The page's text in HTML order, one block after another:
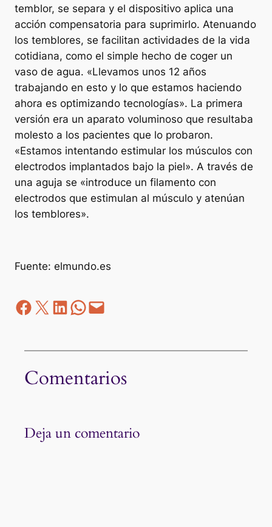
temblor, se separa y el dispositivo aplica una
acción compensatoria para suprimirlo. Atenuando
los temblores, se facilitan actividades de la vida
cotidiana, como el simple hecho de coger un
vaso de agua. «Llevamos unos 12 años
trabajando en esto y lo que estamos haciendo
ahora es optimizando tecnologías». La primera
versión era un aparato voluminoso que resultaba
molesto a los pacientes que lo probaron.
«Estamos intentando estimular los músculos con
electrodos implantados bajo la piel». A través de
una aguja se «introduce un filamento con
electrodos que estimulan al músculo y atenúan
los temblores».
Fuente: elmundo.es
Facebook
Z LinkedIn
WhatsApp
correo electrónico
Comentarios
Deja un comentario